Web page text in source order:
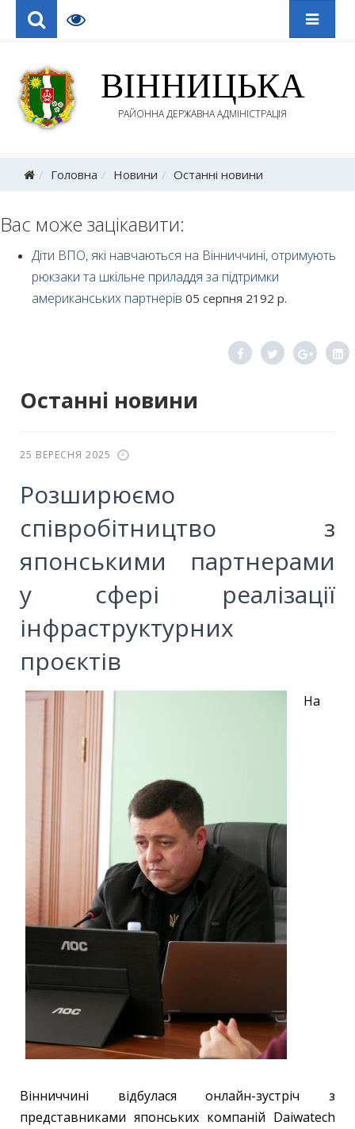
ВІННИЦЬКА
РАЙОННА ДЕРЖАВНА АДМІНІСТРАЦІЯ
Головна Новини Останні новини
Останні новини
25 ВЕРЕСНЯ 2025
Розширюємо
співробітництво з
японськими партнерами
у сфері реалізації
інфраструктурних
проєктів
На
Вінниччині відбулася онлайн-зустріч з
представниками японських компаній Daiwatech
Вас може зацікавити:
Діти ВПО, які навчаються на Вінниччині, отримують
рюкзаки та шкільне приладдя за підтримки
американських партнерів 05 серпня 2192 р.